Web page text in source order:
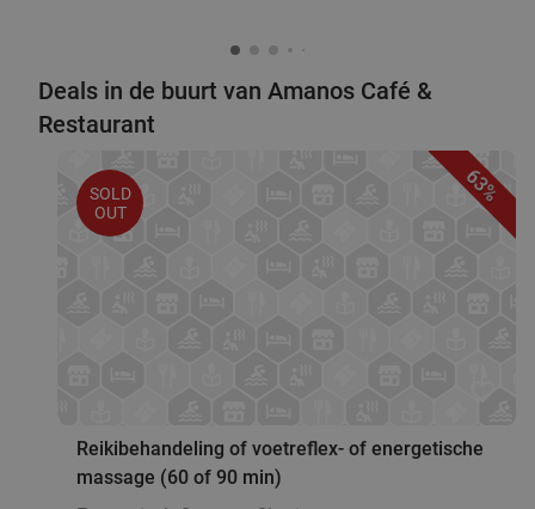
Deals in de buurt van Amanos Café &
Restaurant
63%
SOLD
OUT
Reikibehandeling of voetreflex- of energetische
massage (60 of 90 min)